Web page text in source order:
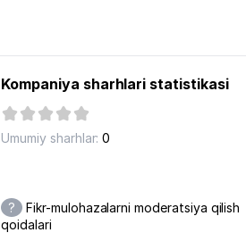
Kompaniya sharhlari statistikasi
Umumiy sharhlar: 0
?
Fikr-mulohazalarni moderatsiya qilish
qoidalari